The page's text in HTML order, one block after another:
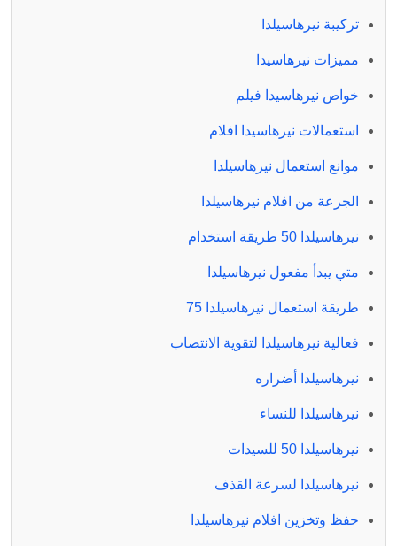
تركيبة نيرهاسيلدا
مميزات نيرهاسيدا
خواص نيرهاسيدا فيلم
استعمالات نيرهاسيدا افلام
موانع استعمال نيرهاسيلدا
الجرعة من افلام نيرهاسيلدا
نيرهاسيلدا 50 طريقة استخدام
متي يبدأ مفعول نيرهاسيلدا
طريقة استعمال نيرهاسيلدا 75
فعالية نيرهاسيلدا لتقوية الانتصاب
نيرهاسيلدا أضراره
نيرهاسيلدا للنساء
نيرهاسيلدا 50 للسيدات
نيرهاسيلدا لسرعة القذف
حفظ وتخزين افلام نيرهاسيلدا